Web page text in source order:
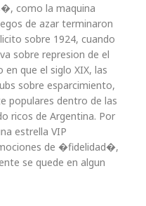
como la maquina
de azar terminaron
sobre 1924, cuando
sobre represion de el
que el siglo XIX, las
sobre esparcimiento,
populares dentro de las
ricos de Argentina. Por
estrella VIP
de �fidelidad�,
se quede en algun